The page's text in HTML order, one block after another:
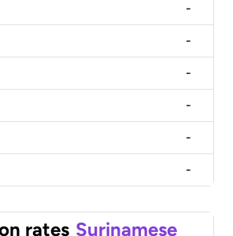
-
-
-
-
-
-
rates Surinamese